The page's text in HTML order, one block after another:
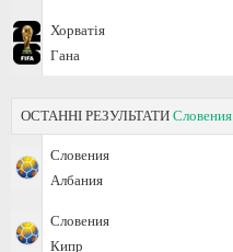
Хорватія
Гана
ОСТАННІ РЕЗУЛЬТАТИ Словения
Словения
Албания
Словения
Кипр